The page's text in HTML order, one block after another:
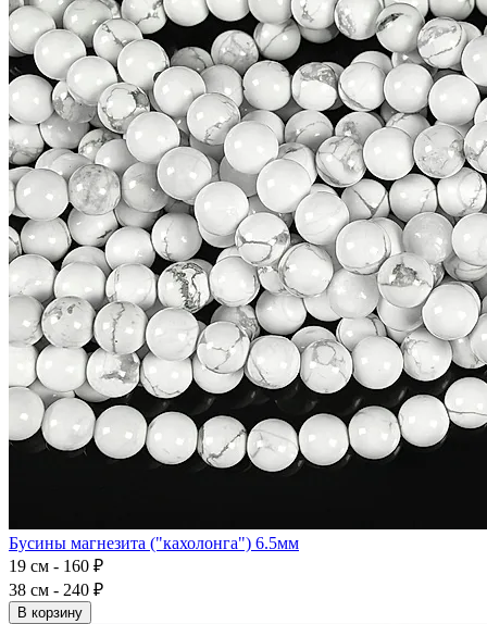
Бусины магнезита ("кахолонга") 6.5мм
19 см - 160 ₽
38 см - 240 ₽
В корзину